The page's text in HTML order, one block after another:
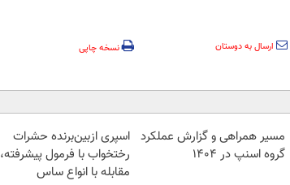
ارسال به دوستان نسخه چاپی
مسیر همراهی و گزارش عملکرد
گروه اسنپ در ۱۴۰۴
اسپری ازبین‌برنده حشرات
رختخواب با فرمول پیشرفته،
مقابله با انواع ساس